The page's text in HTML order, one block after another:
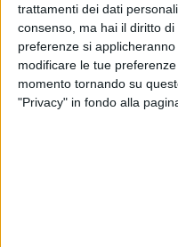
trattamenti dei dati
consenso, ma hai il diritto
preferenze si
modificare le tue
momento tornando su
"Privacy" in fondo alla
titolari delle farmacie
oltre 910.000 euro.
In Basilicata hanno
Potenza e 18 in